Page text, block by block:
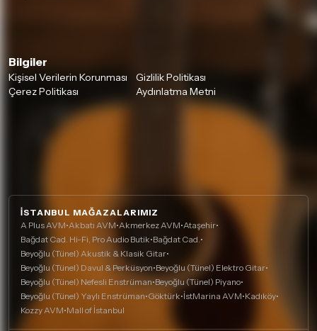
Bilgiler
Kişisel Verilerin Korunması
Gizlilik Politikası
Çerez Politikası
Aydınlatma Metni
İSTANBUL MAĞAZALARIMIZ
A Plus AVM•Akbatı AVM•Akmerkez AVM•Ataşehir•
Bağdat Cad. Hi-Fi, Pro Audio Butik•Bağdat Cad.•
Beyoğlu (Tünel) Akustik & Klasik Gitar•
Beyoğlu (Tünel) Davul & Perküsyon•Beyoğlu (Tünel) Elektro Gitar•
Beyoğlu (Tünel) Nefesli Enstrüman•Beyoğlu (Tünel) Piyano•
Beyoğlu (Tünel) Yaylı Enstrüman•Göktürk•İstMarina AVM•Kadıköy•
Kozzy AVM•Mall of İstanbul